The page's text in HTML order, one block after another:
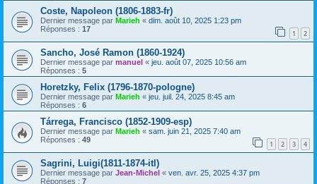
Coste, Napoleon (1806-1883-fr)
Dernier message par Marieh « dim. août 10, 2025 1:23 pm
Réponses : 17 1 2
Sancho, José Ramon (1860-1924)
Dernier message par manuel « jeu. août 07, 2025 10:56 am
Réponses : 5
Horetzky, Felix (1796-1870-pologne)
Dernier message par Marieh « jeu. juil. 24, 2025 8:45 am
Réponses : 6
Tárrega, Francisco (1852-1909-esp)
Dernier message par Marieh « sam. juin 21, 2025 7:40 am
Réponses : 49 1 2 3 4
Sagrini, Luigi(1811-1874-itl)
Dernier message par Jean-Michel « ven. avr. 25, 2025 4:37 pm
Réponses : 7